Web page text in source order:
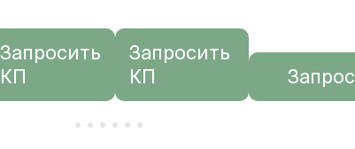
Запросить
КП
Запросить
КП